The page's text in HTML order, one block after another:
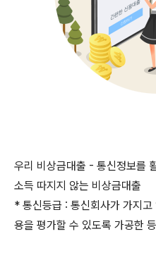
우리 비상금대출 - 통신정보를
소득 따지지 않는 비상금대출
* 통신등급 : 통신회사가 가지
용을 평가할 수 있도록 가공한